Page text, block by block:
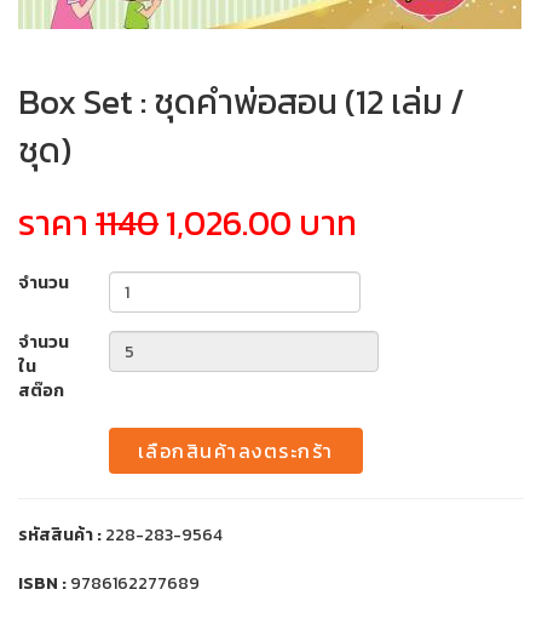
Box Set : ชุดคำพ่อสอน (12 เล่ม /
ชุด)
ราคา11401,026.00 บาท
จำนวน
จำนวน
ใน
สต๊อก
เลือกสินค้าลงตระกร้า
รหัสสินค้า :228-283-9564
ISBN :9786162277689